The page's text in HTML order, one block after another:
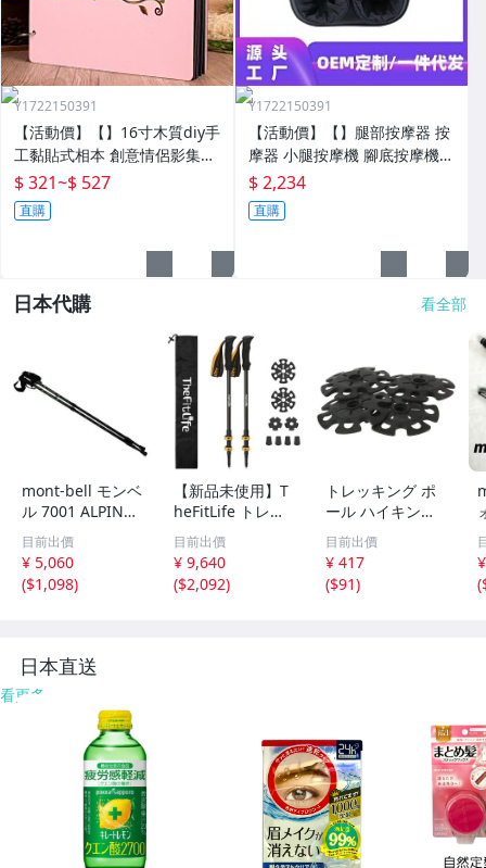
Y1722150391
【活動價】【】16寸木質diy手
工黏貼式相本 創意情侶影集紀
念收藏冊送男女朋友
$ 321~$ 527
直購
Y1722150391
【活動價】【】腿部按摩器 按
摩器 小腿按摩機 腳底按摩機
深層按摩軟體全自動足療機穴
位揉捏家用按腳器腳部腿部足
底足部腳底
$ 2,234
直購
日本代購 看全部
mont-bell モンベ
ル 7001 ALPINE
POLE トレッキン
グポールペア AN
TI SHOCK I型グ
リップ ストック
目前出價
¥ 5,060
($1,098)
【新品未使用】T
heFitLife トレッ
キングポール カ
ーボン 登山 スト
ック 軽量 伸縮57
-120cm レバーロ
目前出價
¥ 9,640
($2,092)
トレッキング ポ
ール ハイキング
交換用 ゴム スノ
ーフレークバスケ
ット 4個
目前出價
¥ 417
($91)
(
日本直送
看更多